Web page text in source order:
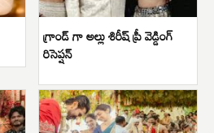
గ్రాండ్ గా అల్లు శిరీష్ ప్రీ వెడ్డింగ్
రిసెప్షన్